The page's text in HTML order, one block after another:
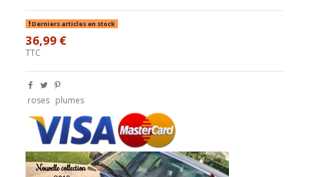
Derniers articles en stock
36,99 €
TTC
roses plumes